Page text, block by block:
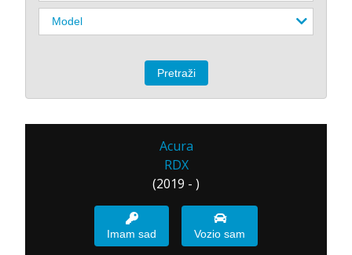
Acura
RDX
(2019 - )
Imam sad Vozio sam